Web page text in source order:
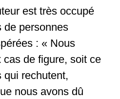
est très occupé
de personnes
: « Nous
de figure, soit ce
qui rechutent,
nous avons dû